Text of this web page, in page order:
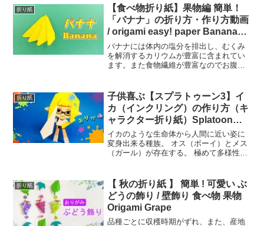
変えたり、デコレーションを加えたりす
ることで、季節やテーマに...
折り紙
【食べ物折り紙】果物編 簡単！
「バナナ」の折り方・作り方動画
/ origami easy! paper Banana
crafts step by step
[instructions]
バナナには体内の塩分を排出し、むくみ
を解消するカリウムが豊富に含まれてい
ます。また食物繊維が豊富なのでお腹の
リジンがビタミンB6・C・ナイアシン
(B3)・鉄にはたらきか...
折り紙
子供喜ぶ【スプラトゥーン3】イ
カ（インクリング）の作り方（キ
ャラクター折り紙）Splatoon
Splatoon Inkling
イカのような生命体から人間に近い姿に
変身出来る種族。 オス（ボーイ）とメス
（ガール）が存在する。 極めて多様性に
変貌させて生活の場を海から陸に変え、
そして現在...
折り紙
【 秋の折り紙 】 簡単 ! 可愛い ぶ
どうの飾り / 壁飾り 食べ物 果物
Origami Grape
品種ごとに収穫時期がずれ、また、産地